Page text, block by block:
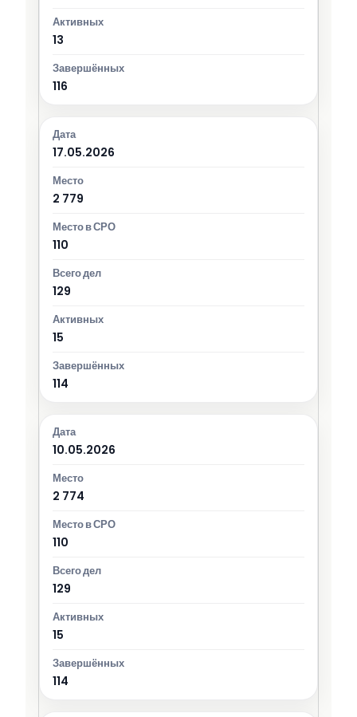
13
116
17.05.2026
2 779
110
129
15
114
10.05.2026
2 774
110
129
15
114